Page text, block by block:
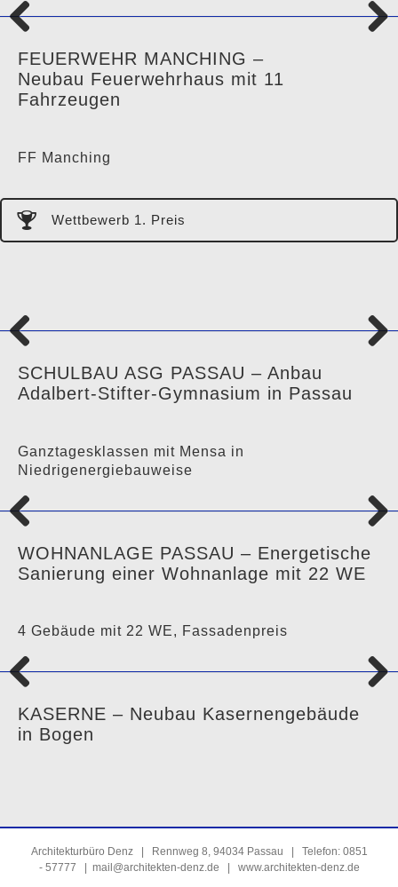
usFEUERWEHR MANCHING –
Neubau Feuerwehrhaus mit 11
Fahrzeugen
FF Manching
Wettbewerb 1. Preis
usSCHULBAU ASG PASSAU – Anbau
Adalbert-Stifter-Gymnasium in Passau
Ganztagesklassen mit Mensa in
Niedrigenergiebauweise
usWOHNANLAGE PASSAU – Energetische
Sanierung einer Wohnanlage mit 22 WE
4 Gebäude mit 22 WE, Fassadenpreis
usKASERNE – Neubau Kasernengebäude
in Bogen
Architekturbüro Denz | Rennweg 8, 94034 Passau | Telefon: 0851
- 57777 | mail@architekten-denz.de www.architekten-denz.de